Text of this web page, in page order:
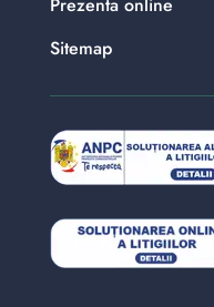
Prezenta online
Sitemap